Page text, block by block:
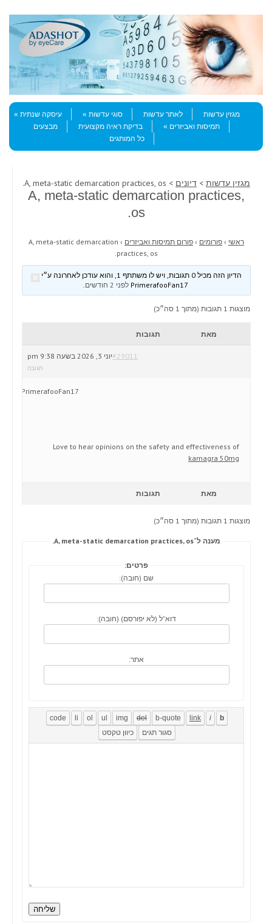
Menu
Skip to content
מגזין עדשות
לאתר עדשות סוגי עדשות
עיסקה שנתית
תמיסות ואביזרים
בדיקת ראיה מקצועית
מבצעים
כל המותגים
מגזין עדשות > דיונים > A, meta-static demarcation practices, os.
A, meta-static demarcation practices,
os.
ראשי › פורומים › פורום תמיסות ואביזרים ›
A, meta-static demarcation
practices, os.
הדיון הזה מכיל 0 תגובות, ויש לו משתתף 1, והוא עודכן לאחרונה ע״י
לפני 2 חודשים .
מוצגות 1 תגובות (מתוך 1 סה״כ)
מאת תגובות
יוני 3, 2026 בשעה 9:38 pm#29011
תגובה
PrimerafooFan17
Love to hear opinions on the safety and effectiveness of
kamagra 50mg
מאת תגובות
מוצגות 1 תגובות (מתוך 1 סה״כ)
מענה ל־A, meta-static demarcation practices, os.
פרטים:
שם (חובה):
דוא"ל (לא יפורסם) (חובה):
אתר:
שליחה